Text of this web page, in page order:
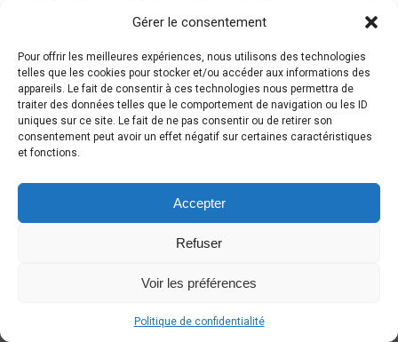
Gérer le consentement
Pour offrir les meilleures expériences, nous utilisons des technologies
telles que les cookies pour stocker et/ou accéder aux informations des
appareils. Le fait de consentir à ces technologies nous permettra de
traiter des données telles que le comportement de navigation ou les ID
uniques sur ce site. Le fait de ne pas consentir ou de retirer son
consentement peut avoir un effet négatif sur certaines caractéristiques
et fonctions.
Accepter
Refuser
Voir les préférences
Politique de confidentialité
Retour au début
Mobile Bureau